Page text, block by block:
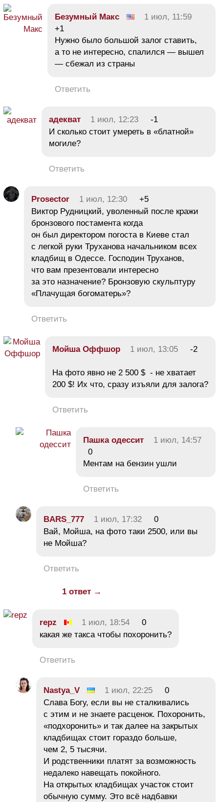
Безумный Макс
1 июл, 11:59
+1
Нужно было большой залог ставить,
а то не интересно, спалился — вышел
— сбежал из страны
Ответить
адекват 1 июл, 12:23
-1
И сколько стоит умереть в «блатной»
могиле?
Ответить
Prosector 1 июл, 12:30
+5
Виктор Рудницкий, уволенный после кражи
бронзового постамента когда
он был директором погоста в Киеве стал
с легкой руки Труханова начальником всех
кладбищ в Одессе. Господин Труханов,
что вам презентовали интересно
за это назначение? Бронзовую скульптуру
«Плачущая богоматерь»?
Ответить
Мойша Оффшор 1 июл, 13:05 -2
На фото явно не 2 500 $ - не хватает
200 $! Их что, сразу изъяли для залога?
Ответить
Пашка одессит
1 июл, 14:57
0
Ментам на бензин ушли
Ответить
BARS_777 1 июл, 17:32
0
Вай, Мойша, на фото таки 2500, или вы
не Мойша?
Ответить
1 ответ →
repz 1 июл, 18:54
0
какая же такса чтобы похоронить?
Ответить
Nastya_V 1 июл, 22:25
0
Слава Богу, если вы не сталкивались
с этим и не знаете расценок. Похоронить,
«подхоронить» и так далее на закрытых
кладбищах стоит гораздо больше,
чем 2, 5 тысячи.
И родственники платят за возможность
недалеко навещать покойного.
На открытых кладбищах участок стоит
обычную сумму. Это всё надбавки